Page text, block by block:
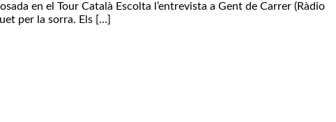
en el Tour Català Escolta l’entrevista a Gent de Carrer (Ràdio
per la sorra. Els […]